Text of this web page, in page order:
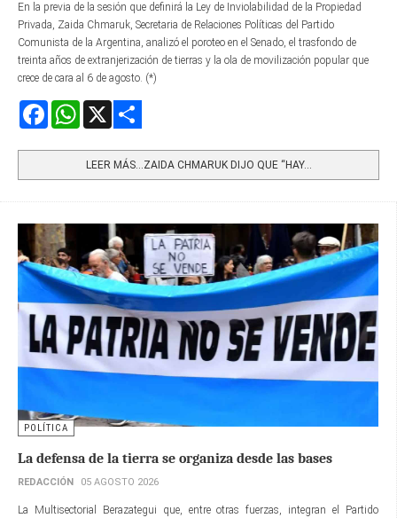
En la previa de la sesión que definirá la Ley de Inviolabilidad de la Propiedad
Privada, Zaida Chmaruk, Secretaria de Relaciones Políticas del Partido
Comunista de la Argentina, analizó el poroteo en el Senado, el trasfondo de
treinta años de extranjerización de tierras y la ola de movilización popular que
crece de cara al 6 de agosto. (*)
FacebookWhatsApp
LEER MÁS…ZAIDA CHMARUK DIJO QUE “HAY...
POLÍTICA
La defensa de la tierra se organiza desde las bases
REDACCIÓN 05 AGOSTO 2026
La Multisectorial Berazategui que, entre otras fuerzas, integran el Partido